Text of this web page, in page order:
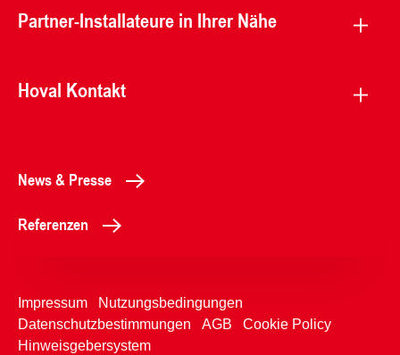
Partner-Installateure in Ihrer Nähe
Hoval Kontakt
News & Presse
Referenzen
Impressum
Nutzungsbedingungen
Datenschutzbestimmungen
AGB
Cookie Policy
Hinweisgebersystem